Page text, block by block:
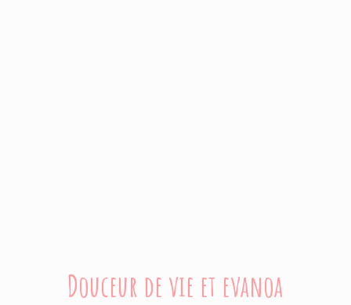
Douceur de vie et evanoa